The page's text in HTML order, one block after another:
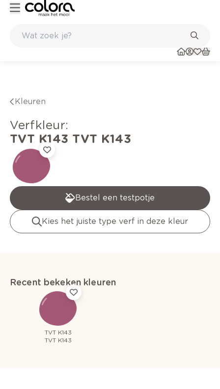
Kleuren
verfkleur:
TVT K143 TVT K143
Bestel een testpotje
Kies het juiste type verf in deze kleur
Recent bekeken kleuren
TVT K143
TVT K143